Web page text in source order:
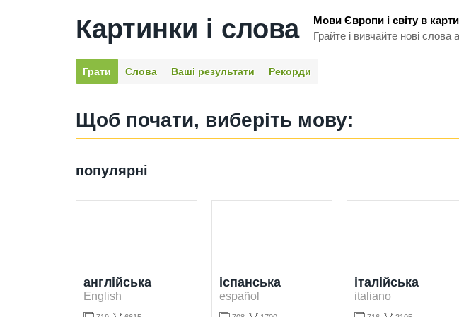
Картинки і слова
Мови Європи і світу в
Грайте і вивчайте нові
Грати Слова Ваші результати Рекорди
Щоб почати, виберіть мову:
популярні
англійська
English
іспанська
español
італійська
italiano